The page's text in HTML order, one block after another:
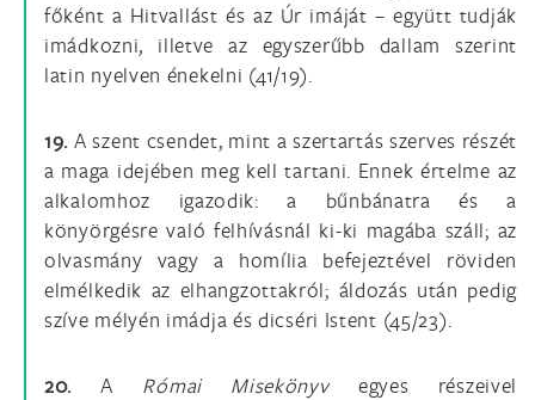
főként a Hitvallást és az Úr imáját – együtt tudják
imádkozni, illetve az egyszerűbb dallam szerint
latin nyelven énekelni (41/19).
19. A szent csendet, mint a szertartás szerves részét
a maga idejében meg kell tartani. Ennek értelme az
alkalomhoz igazodik: a bűnbánatra és a
könyörgésre való felhívásnál ki-ki magába száll; az
olvasmány vagy a homília befejeztével röviden
elmélkedik az elhangzottakról; áldozás után pedig
szíve mélyén imádja és dicséri Istent (45/23).
20. A Római Misekönyvegyes részeivel